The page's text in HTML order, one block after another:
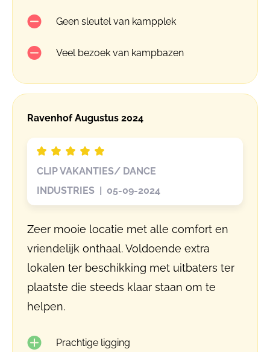
Geen sleutel van kampplek
Veel bezoek van kampbazen
Ravenhof Augustus 2024
CLIP VAKANTIES/ DANCE
INDUSTRIES | 05-09-2024
Zeer mooie locatie met alle comfort en
vriendelijk onthaal. Voldoende extra
lokalen ter beschikking met uitbaters ter
plaatste die steeds klaar staan om te
helpen.
Prachtige ligging